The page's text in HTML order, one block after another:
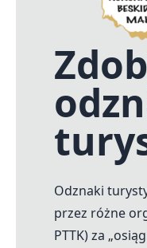
Odznaki
przez różne
PTTK) za